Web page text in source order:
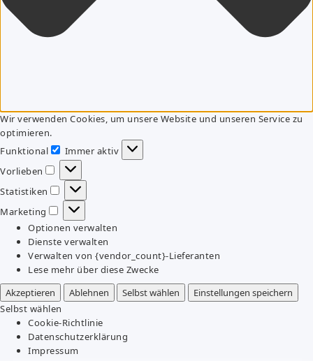
Wir verwenden Cookies, um unsere Website und unseren Service zu
optimieren.
Funktional
Funktional
Immer aktiv
Vorlieben
Vorlieben
Statistiken
Statistiken
Marketing
Marketing
Optionen verwalten
Dienste verwalten
Verwalten von {vendor_count}-Lieferanten
Lese mehr über diese Zwecke
Akzeptieren
Ablehnen Selbst wählen
Einstellungen speichern
Selbst wählen
Cookie-Richtlinie
Datenschutzerklärung
Impressum